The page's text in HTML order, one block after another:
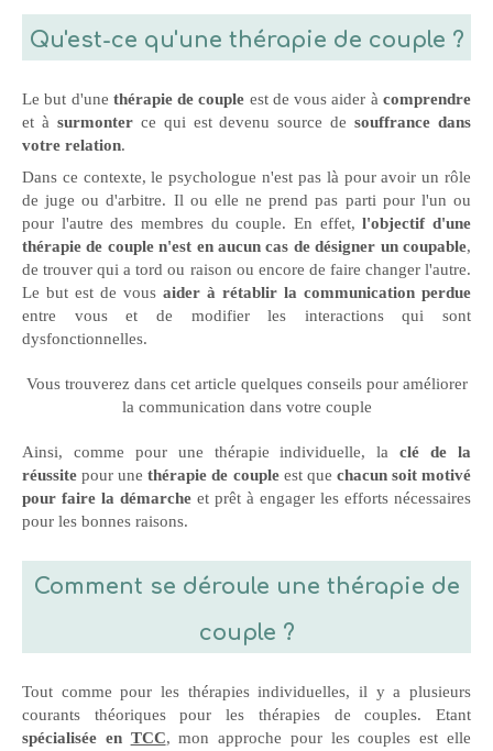
Qu'est-ce qu'une thérapie de couple ?
Le but d'une thérapie de couple est de vous aider àcomprendre
et à surmonterce qui est devenu source desouffrance dans
votre relation.
Dans ce contexte, le psychologue n'est pas là pour avoir un rôle
de juge ou d'arbitre. Il ou elle ne prend pas parti pour l'un ou
pour l'autre des membres du couple. En effet,l'objectif d'une
thérapie de couple n'est en aucun cas de désigner un coupable,
de trouver qui a tord ou raison ou encore de faire changer l'autre.
Le but est de vous aider à rétablir la communication perdue
entre vous et de modifier les interactions qui sont
dysfonctionnelles.
Vous trouverez dans cet article quelques conseils pour améliorer
la communication dans votre couple
Ainsi, comme pour une thérapie individuelle, laclé de la
réussitepour unethérapie de couple est que chacun soit motivé
pour faire la démarche et prêt à engager les efforts nécessaires
pour les bonnes raisons.
Comment se déroule une thérapie de
couple ?
Tout comme pour les thérapies individuelles, il y a plusieurs
courants théoriques pour les thérapies de couples. Etant
spécialisée en TCC, mon approche pour les couples est elle